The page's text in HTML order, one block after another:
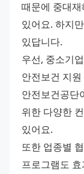
때문에 중대
있어요. 하지
있답니다.
우선, 중소기
안전보건 지
안전보건공단
위한 다양한
있어요.
또한 업종별
프로그램도